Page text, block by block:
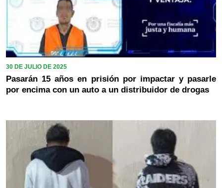
30 DE JULIO DE 2025
Pasarán 15 años en prisión por impactar y pasarle
por encima con un auto a un distribuidor de drogas